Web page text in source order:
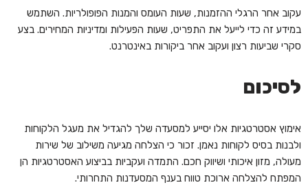
עקוב אחר הרגלי ההזמנות, שעות העומס והמנות הפופולריות. השתמש
במידע זה כדי לייעל את התפריט, שעות הפעילות ומדיניות המחירים. בצע
סקרי שביעות רצון ועקוב אחר ביקורות באינטרנט.
לסיכום
אימוץ אסטרטגיות אלו יסייע למסעדה שלך להגדיל את מעגל הלקוחות
ולבנות בסיס לקוחות נאמן. זכור כי הצלחה מגיעה משילוב של שירות
מעולה, מזון איכותי ושיווק חכם. התמדה ועקביות בביצוע האסטרטגיות הן
המפתח להצלחה ארוכת טווח בענף המסעדנות התחרותי.